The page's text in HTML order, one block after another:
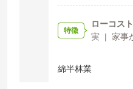
特徴
ローコス
実 | 家事
綿半林業